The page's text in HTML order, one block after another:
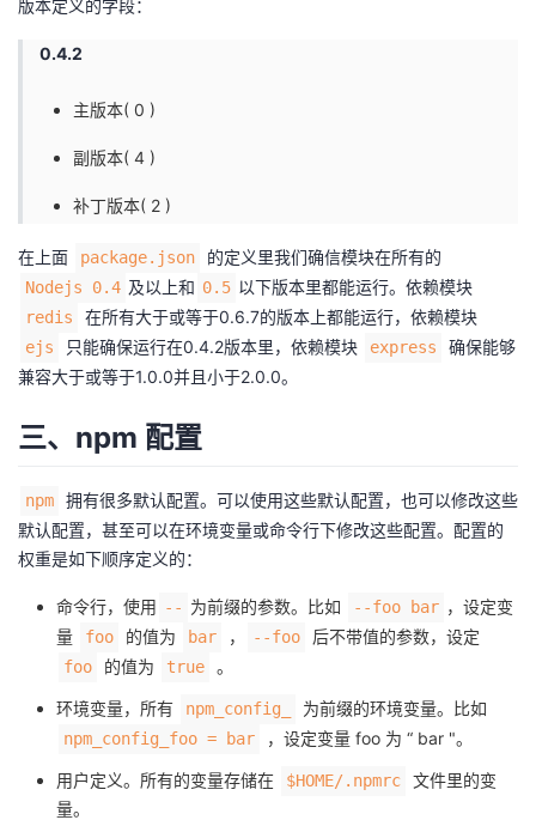
版本定义的字段：
0.4.2
主版本( 0 )
副版本( 4 )
补丁版本( 2 )
在上面 package.json 的定义里我们确信模块在所有的
Nodejs 0.4 及以上和 0.5 以下版本里都能运行。依赖模块
redis 在所有大于或等于0.6.7的版本上都能运行，依赖模块
ejs 只能确保运行在0.4.2版本里，依赖模块 express
确保能够
兼容大于或等于1.0.0并且小于2.0.0。
三、npm 配置
npm
拥有很多默认配置。可以使用这些默认配置，也可以修改这些
默认配置，甚至可以在环境变量或命令行下修改这些配置。配置的
权重是如下顺序定义的：
命令行，使用 -- 为前缀的参数。比如 --foo bar ，设定变
量
foo 的值为 bar ， --foo 后不带值的参数，设定
foo 的值为 true 。
环境变量，所有 npm_config_ 为前缀的环境变量。比如
npm_config_foo = bar ，设定变量 foo 为 “ bar "。
用户定义。所有的变量存储在 $HOME/.npmrc
文件里的变
量。